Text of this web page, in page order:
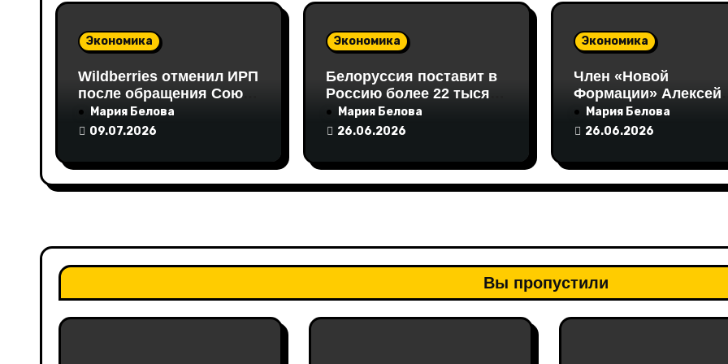
з
я
Экономика
Wildberries отменил ИРП
после обращения Союза
Интернет-Торговли
Мария Белова
09.07.2026
Экономика
Белоруссия поставит в
Россию более 22 тысяч
тонн кормовых
аминокислот
Мария Белова
26.06.2026
Экономика
Член «Новой
Формации» Алексей
Хижняк выступил на
Неделе российского
по поддержке
ответственного
Мария Белова
26.06.2026
Вы пропустили